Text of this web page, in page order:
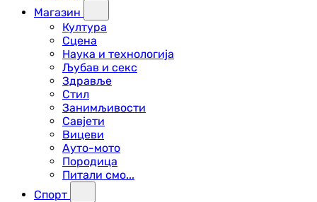
Магазин
Култура
Сцена
Наука и технологија
Љубав и секс
Здравље
Стил
Занимљивости
Савјети
Вицеви
Ауто-мото
Породица
Питали смо...
Спорт